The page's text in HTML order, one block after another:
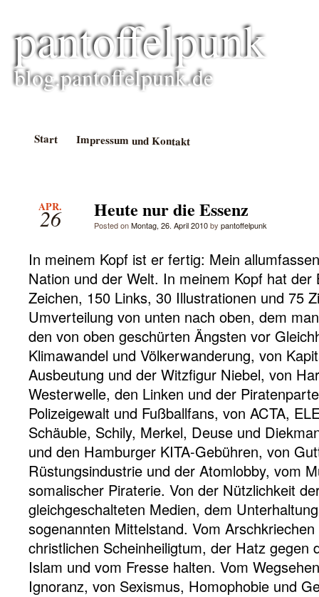
pantoffelpunk
blog.pantoffelpunk.de
Start Impressum und Kontakt
APR.
26 Heute nur die Essenz
Posted onMontag, 26. April 2010by pantoffelpunk
In meinem Kopf ist er fertig: Mein
Nation und der Welt. In meinem Kopf hat
Zeichen, 150 Links, 30 Illustrationen und 75
Umverteilung von unten nach oben, dem
den von oben geschürten Ängsten vor
Klimawandel und Völkerwanderung, von
Ausbeutung und der Witzfigur Niebel, von
Westerwelle, den Linken und der
Polizeigewalt und Fußballfans, von ACTA,
Schäuble, Schily, Merkel, Deuse und
und den Hamburger KITA-Gebühren, von
Rüstungsindustrie und der Atomlobby, vom
somalischer Piraterie. Von der Nützlichkeit
gleichgeschalteten Medien, dem
sogenannten Mittelstand. Vom
christlichen Scheinheiligtum, der Hatz gegen
Islam und vom Fresse halten. Vom
Ignoranz, von Sexismus, Homophobie und